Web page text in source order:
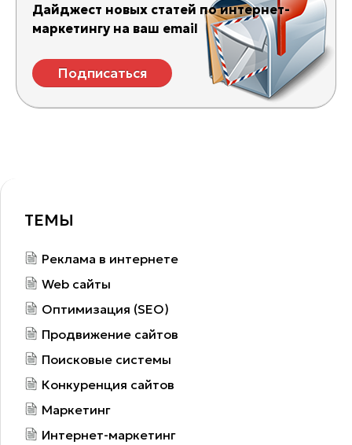
Дайджест новых статей по интернет-
маркетингу на ваш email
Подписаться
ТЕМЫ
Реклама в интернете
Web сайты
Оптимизация (SEO)
Продвижение сайтов
Поисковые системы
Конкуренция сайтов
Маркетинг
Интернет-маркетинг